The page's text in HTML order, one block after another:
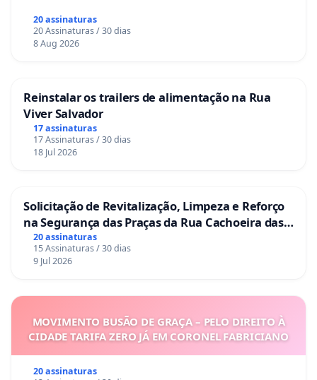
20 assinaturas
20 Assinaturas / 30 dias
8 Aug 2026
Reinstalar os trailers de alimentação na Rua
Viver Salvador
17 assinaturas
17 Assinaturas / 30 dias
18 Jul 2026
Solicitação de Revitalização, Limpeza e Reforço
na Segurança das Praças da Rua Cachoeira das
Sete Ilhas
20 assinaturas
15 Assinaturas / 30 dias
9 Jul 2026
MOVIMENTO BUSÃO DE GRAÇA – PELO DIREITO À
CIDADE TARIFA ZERO JÁ EM CORONEL FABRICIANO
20 assinaturas